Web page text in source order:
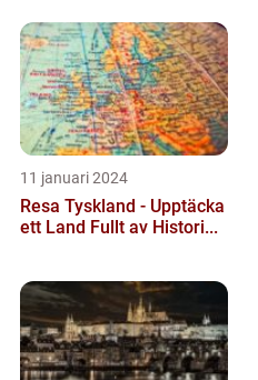
11 januari 2024
Resa Tyskland - Upptäcka
ett Land Fullt av Histori...